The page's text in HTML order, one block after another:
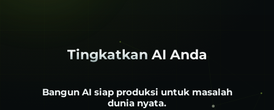
Tingkatkan AI Anda
Bangun AI siap produksi untuk masalah
dunia nyata.